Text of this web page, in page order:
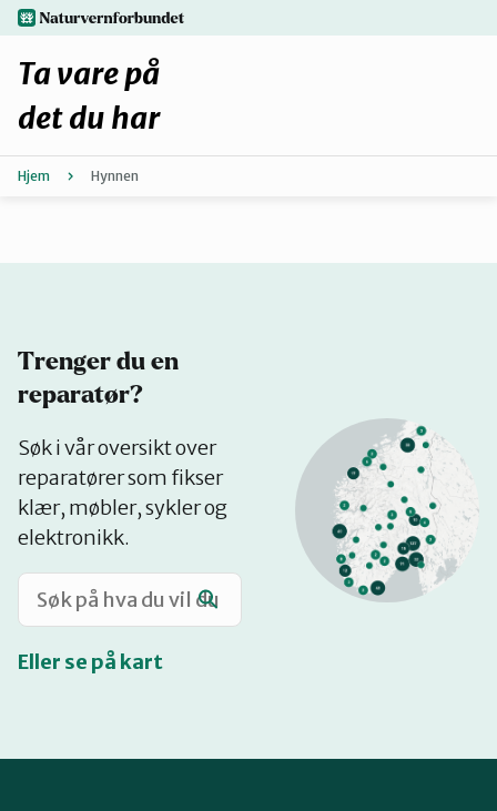
Hopp
til
hovedinnhold
Forbehold
Hvorfor reparere?
Katalog
Mitt navn
naturvernforbundet.no
Ta vare på
det du har
Hjem Hynnen
Trenger du en
reparatør?
Søk i vår oversikt over
reparatører som fikser
klær, møbler, sykler og
elektronikk.
Eller se på kart
på
kart